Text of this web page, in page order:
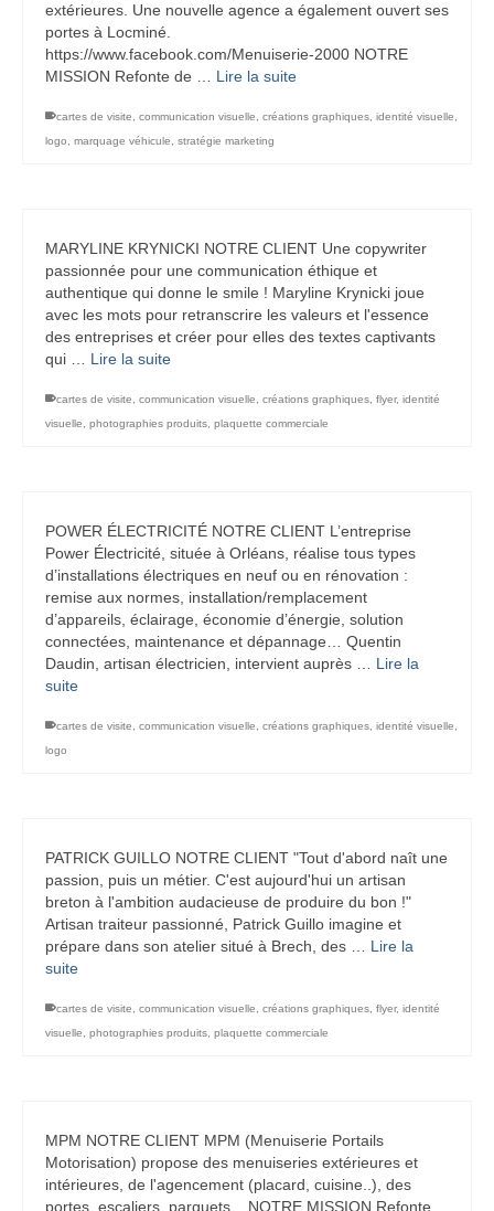
extérieures. Une nouvelle agence a également ouvert ses
portes à Locminé.
https://www.facebook.com/Menuiserie-2000 NOTRE
MISSION Refonte de … Lire la suite
cartes de visite communication visuelle créations graphiques identité visuelle
logo
marquage véhicule stratégie marketing
MARYLINE KRYNICKI NOTRE CLIENT Une copywriter
passionnée pour une communication éthique et
authentique qui donne le smile ! Maryline Krynicki joue
avec les mots pour retranscrire les valeurs et l'essence
des entreprises et créer pour elles des textes captivants
qui … Lire la suite
cartes de visite communication visuelle créations graphiques flyer, identité
visuelle
photographies produits plaquette commerciale
POWER ÉLECTRICITÉ NOTRE CLIENT L’entreprise
Power Électricité, située à Orléans, réalise tous types
d’installations électriques en neuf ou en rénovation :
remise aux normes, installation/remplacement
d’appareils, éclairage, économie d’énergie, solution
connectées, maintenance et dépannage… Quentin
Daudin, artisan électricien, intervient auprès … Lire la
suite
cartes de visite communication visuelle créations graphiques identité visuelle
logo
PATRICK GUILLO NOTRE CLIENT "Tout d'abord naît une
passion, puis un métier. C'est aujourd'hui un artisan
breton à l'ambition audacieuse de produire du bon !"
Artisan traiteur passionné, Patrick Guillo imagine et
prépare dans son atelier situé à Brech, des … Lire la
suite
cartes de visite communication visuelle créations graphiques flyer, identité
visuelle
photographies produits plaquette commerciale
MPM NOTRE CLIENT MPM (Menuiserie Portails
Motorisation) propose des menuiseries extérieures et
intérieures, de l'agencement (placard, cuisine..), des
portes, escaliers, parquets... NOTRE MISSION Refonte